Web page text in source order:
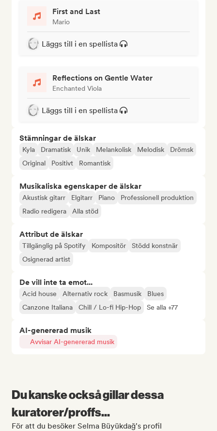
First and Last
Mario
Läggs till i en spellista
Reflections on Gentle Water
Enchanted Viola
Läggs till i en spellista
Stämningar de älskar
Kyla Dramatisk Unik Melankolisk Melodisk
Drömsk
Original
Positivt Romantisk
Musikaliska egenskaper de älskar
Akustisk gitarr Elgitarr Piano
Professionell produktion
Radio redigera
Alla stöd
Attribut de älskar
Tillgänglig på Spotify Kompositör
Stödd konstnär
Osignerad artist
De vill inte ta emot...
Acid house Alternativ rock Basmusik
Blues
Canzone Italiana
Chill / Lo-fi Hip-Hop Se alla +77
AI-genererad musik
Avvisar AI-genererad musik
Du kanske också gillar dessa
kuratorer/proffs...
För att du besöker Selma Büyükdağ's profil